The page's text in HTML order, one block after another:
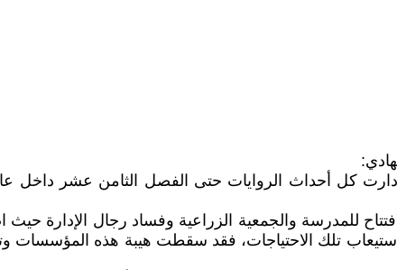
كل أحداث الروايات حتى الفصل الثامن عشر داخل
للمدرسة والجمعية الزراعية وفساد رجال
استيعاب تلك الاحتياجات، فقد سقطت هيبة هذه